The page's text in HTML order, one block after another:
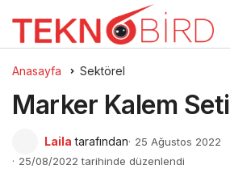
Anasayfa Sektörel
Marker Kalem Seti
Laila tarafından
25 Ağustos 2022
25/08/2022 tarihinde düzenlendi